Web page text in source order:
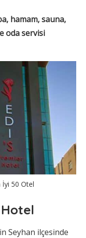
hamam, sauna,
oda servisi
İyi 50 Otel
Seyhan ilçesinde